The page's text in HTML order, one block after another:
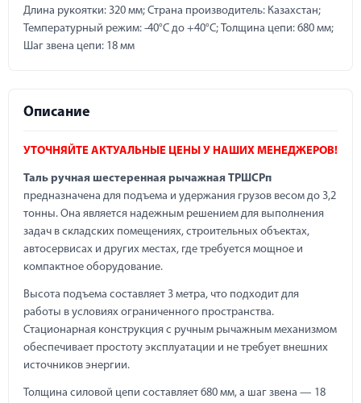
Длина рукоятки: 320 мм; Страна производитель: Казахстан;
Температурный режим: -40°C до +40°C; Толщина цепи: 680 мм;
Шаг звена цепи: 18 мм
Описание
УТОЧНЯЙТЕ АКТУАЛЬНЫЕ ЦЕНЫ У НАШИХ МЕНЕДЖЕРОВ!
Таль ручная шестеренная рычажная ТРШСРп
предназначена для подъема и удержания грузов весом до 3,2
тонны. Она является надежным решением для выполнения
задач в складских помещениях, строительных объектах,
автосервисах и других местах, где требуется мощное и
компактное оборудование.
Высота подъема составляет 3 метра, что подходит для
работы в условиях ограниченного пространства.
Стационарная конструкция с ручным рычажным механизмом
обеспечивает простоту эксплуатации и не требует внешних
источников энергии.
Толщина силовой цепи составляет 680 мм, а шаг звена — 18